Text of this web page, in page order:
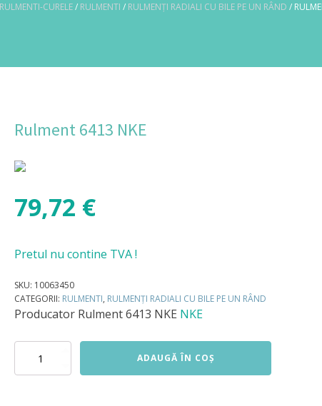
RULMENTI-CURELE/ RULMENTI / RULMENȚI RADIALI CU BILE PE UN RÂND /
Rulment 6413 NKE
79,72 €
Pretul nu contine TVA !
SKU: 10063450
CATEGORII: RULMENTI, RULMENȚI RADIALI CU BILE PE UN RÂND
Producator Rulment 6413 NKE NKE
Cantitate
ADAUGĂ ÎN COȘ